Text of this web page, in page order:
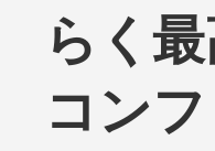
らく
コン